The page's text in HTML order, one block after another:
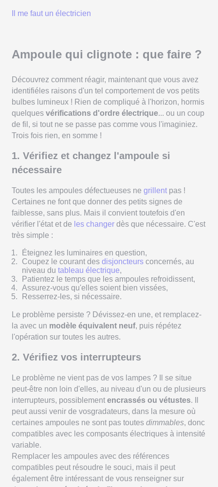
Il me faut un électricien
Ampoule qui clignote : que faire ?
Découvrez comment réagir, maintenant que vous avez
identifiéles raisons d'un tel comportement de vos petits
bulbes lumineux ! Rien de compliqué à l'horizon, hormis
quelques vérifications d'ordre électrique... ou un coup
de fil, si tout ne se passe pas comme vous l'imaginiez.
Trois fois rien, en somme !
1. Vérifiez et changez l'ampoule si
nécessaire
Toutes les ampoules défectueuses ne grillent pas !
Certaines ne font que donner des petits signes de
faiblesse, sans plus. Mais il convient toutefois d'en
vérifier l'état et de les changer dès que nécessaire. C'est
très simple :
Éteignez les luminaires en question,
Coupez le courant des disjoncteurs concernés, au
niveau du tableau électrique,
Patientez le temps que les ampoules refroidissent,
Assurez-vous qu'elles soient bien vissées,
Resserrez-les, si nécessaire.
Le problème persiste ? Dévissez-en une, et remplacez-
la avec un modèle équivalent neuf, puis répétez
l'opération sur toutes les autres.
2. Vérifiez vos interrupteurs
Le problème ne vient pas de vos lampes ? Il se situe
peut-être non loin d'elles, au niveau d'un ou de plusieurs
interrupteurs, possiblement encrassés ou vétustes. Il
peut aussi venir de vosgradateurs, dans la mesure où
certaines ampoules ne sont pas toutes dimmables, donc
compatibles avec les composants électriques à intensité
variable.
Remplacer les ampoules avec des références
compatibles peut résoudre le souci, mais il peut
également être intéressant de vous renseigner sur